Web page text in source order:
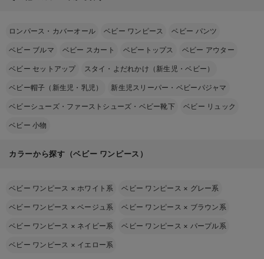
ロンパース・カバーオール ベビー ワンピース ベビー パンツ
ベビー ブルマ ベビー スカート ベビートップス ベビー アウター
ベビー セットアップ スタイ・よだれかけ（新生児・ベビー）
ベビー帽子（新生児・乳児） 新生児スリーパー・ベビーパジャマ
ベビーシューズ・ファーストシューズ・ベビー靴下 ベビー リュック
ベビー 小物
カラーから探す（ベビー ワンピース）
ベビー ワンピース ×ホワイト系 ベビー ワンピース × グレー系
ベビー ワンピース ×ベージュ系 ベビー ワンピース × ブラウン系
ベビー ワンピース × ネイビー系 ベビー ワンピース × パープル系
ベビー ワンピース × イエロー系